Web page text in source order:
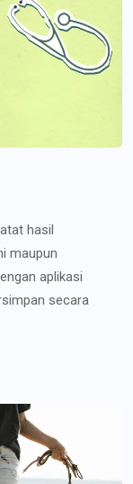
hasil
maupun
aplikasi
secara